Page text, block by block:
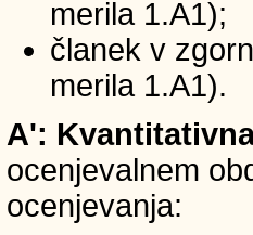
merila 1.A1);
članek v
merila 1.A1).
A':
ocenjevalnem
ocenjevanja: